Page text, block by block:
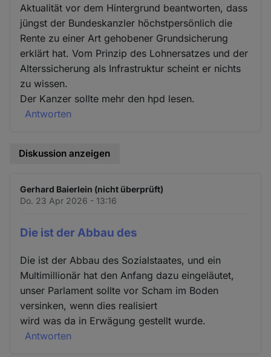
Aktualität vor dem Hintergrund beantworten, dass
jüngst der Bundeskanzler höchstpersönlich die
Rente zu einer Art gehobener Grundsicherung
erklärt hat. Vom Prinzip des Lohnersatzes und der
Alterssicherung als Infrastruktur scheint er nichts
zu wissen.
Der Kanzer sollte mehr den hpd lesen.
Antworten
Diskussion anzeigen
Gerhard Baierlein (nicht überprüft)
Do. 23 Apr 2026 - 13:16
Die ist der Abbau des
Die ist der Abbau des Sozialstaates, und ein
Multimillionär hat den Anfang dazu eingeläutet,
unser Parlament sollte vor Scham im Boden
versinken, wenn dies realisiert
wird was da in Erwägung gestellt wurde.
Antworten